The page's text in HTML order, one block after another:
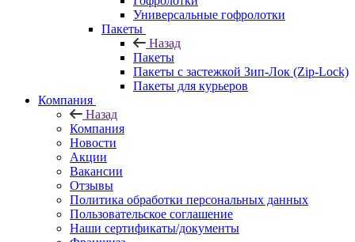
Универсальные гофролотки
Пакеты
Назад
Пакеты
Пакеты с застежкой Зип-Лок (Zip-Lock)
Пакеты для курьеров
Компания
Назад
Компания
Новости
Акции
Вакансии
Отзывы
Политика обработки персональных данных
Пользовательское соглашение
Наши сертификаты/документы